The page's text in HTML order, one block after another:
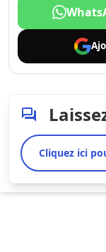
Cliquez ici